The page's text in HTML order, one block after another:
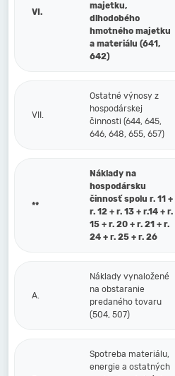
VI.
majetku,
dlhodobého
hmotného majetku
a materiálu (641,
642)
VII.
Ostatné výnosy z
hospodárskej
činnosti (644, 645,
646, 648, 655, 657)
**
Náklady na
hospodársku
činnosť spolu r. 11 +
r. 12 + r. 13 + r.14 + r.
15 + r. 20 + r. 21 + r.
24 + r. 25 + r. 26
A.
Náklady vynaložené
na obstaranie
predaného tovaru
(504, 507)
Spotreba materiálu,
energie a ostatných